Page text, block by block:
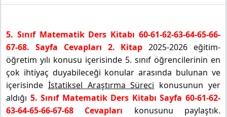
5. Sınıf Matematik Ders Kitabı 60-61-62-63-64-65-66-
67-68. Sayfa Cevapları 2. Kitap 2025-2026 eğitim-
öğretim yılı konusu içerisinde 5. sınıf öğrencilerinin en
çok ihtiyaç duyabileceği konular arasında bulunan ve
içerisinde İstatiksel Araştırma Süreci konusunun yer
aldığı 5. Sınıf Matematik Ders Kitabı Sayfa 60-61-62-
63-64-65-66-67-68 Cevapları konusunu paylaştık.